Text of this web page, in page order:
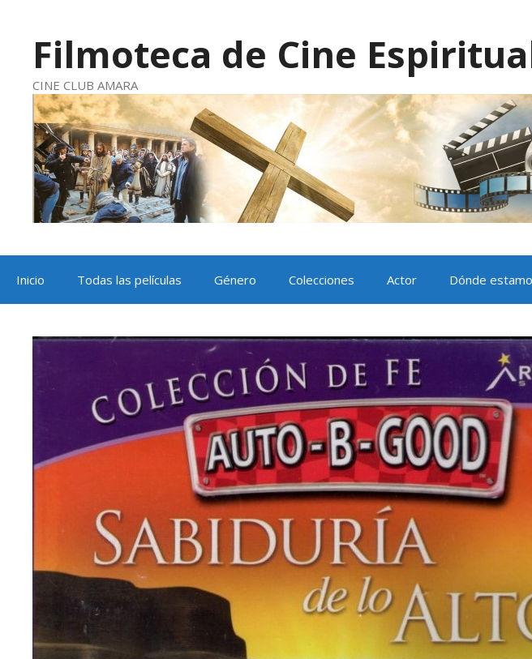
Filmoteca de Cine
CINE CLUB AMARA
Inicio Todas las películas Género Colecciones Actor Dónde